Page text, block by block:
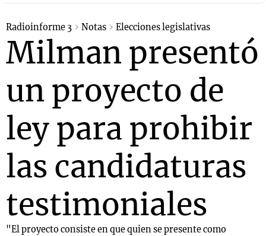
Radioinforme 3 Notas Elecciones legislativas
Milman presentó
un proyecto de
ley para prohibir
las candidaturas
testimoniales
"El proyecto consiste en que quien se presente como